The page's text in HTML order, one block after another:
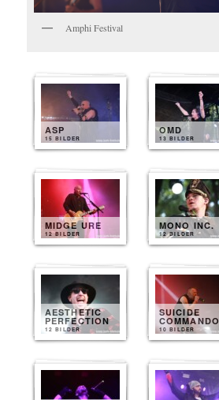
Amphi Festival
ASP
15 BILDER
OMD
13 BILDER
MIDGE URE
12 BILDER
MONO INC.
12 BILDER
AESTHETIC
PERFECTION
12 BILDER
SUICIDE
COMMANDO
10 BILDER